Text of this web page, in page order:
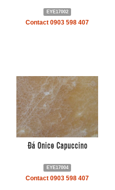
EYE17002
Contact 0903 598 407
Đá Onice Capuccino
EYE17004
Contact 0903 598 407